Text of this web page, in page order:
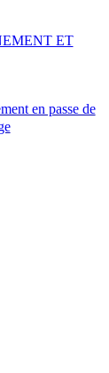
en passe de
ET